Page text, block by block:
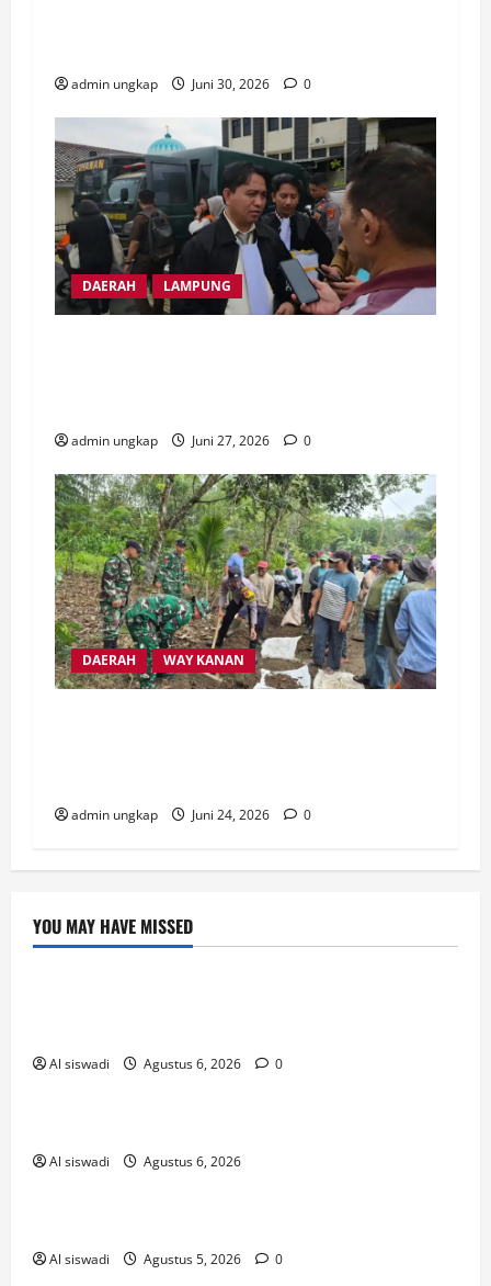
admin ungkap Juni 30, 2026 0
DAERAH LAMPUNG
admin ungkap Juni 27, 2026 0
DAERAH WAY KANAN
admin ungkap Juni 24, 2026 0
YOU MAY HAVE MISSED
Post
Al siswadi Agustus 6, 2026 0
Uncategorized
Al siswadi Agustus 6, 2026
! Без рубрики
Al siswadi Agustus 5, 2026 0
novos-casinos-2026